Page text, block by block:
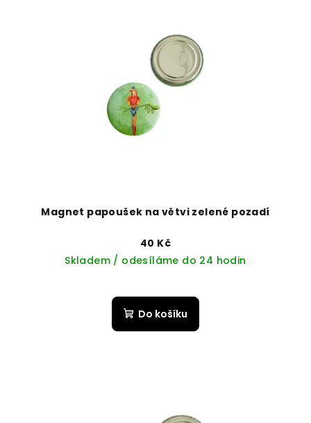
Magnet papoušek na větvi zelené pozadí
40 Kč
Skladem / odesíláme do 24 hodin
Do košíku